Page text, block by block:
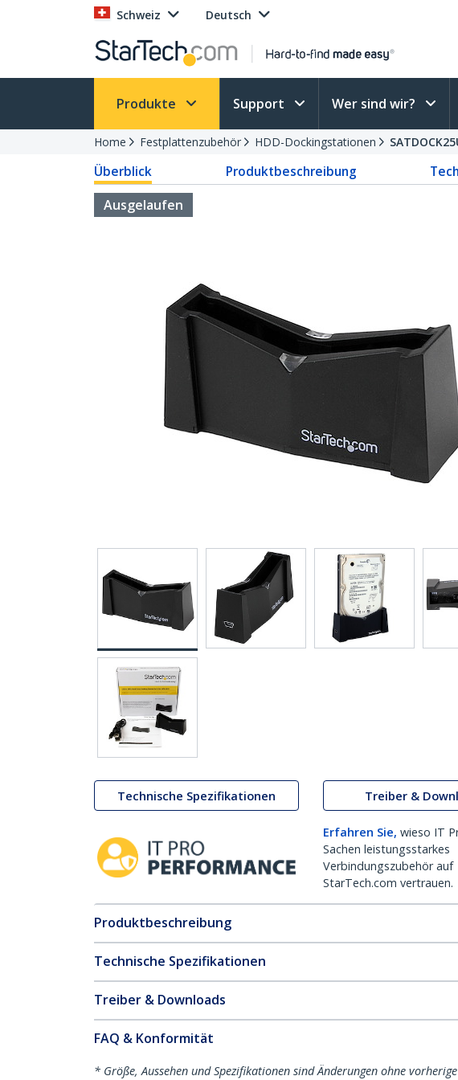
Schweiz Deutsch
Produkte Support Wer sind wir?
Home Festplattenzubehör HDD-Dockingstationen
Überblick Produktbeschreibung
Ausgelaufen
Technische Spezifikationen Treiber &
Erfahren Sie, wieso IT
Sachen leistungsstarkes
Verbindungszubehör auf
StarTech.com vertrauen.
Produktbeschreibung
Technische Spezifikationen
Treiber & Downloads
FAQ & Konformität
* Größe, Aussehen und Spezifikationen sind Änderungen ohne